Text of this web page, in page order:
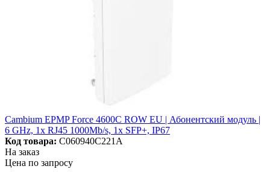
Cambium EPMP Force 4600C ROW EU | Абонентский модуль |
6 GHz, 1x RJ45 1000Mb/s, 1x SFP+, IP67
Код товара: C060940C221A
На заказ
Цена по запросу